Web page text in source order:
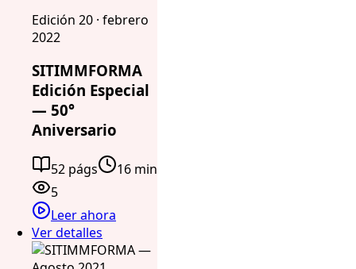
Edición 20 · febrero
2022
SITIMMFORMA
Edición Especial
— 50°
Aniversario
52 págs
16 min
5
Leer ahora
Ver detalles